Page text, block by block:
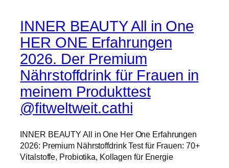
INNER BEAUTY All in One
HER ONE Erfahrungen
2026. Der Premium
Nährstoffdrink für Frauen in
meinem Produkttest
@fitweltweit.cathi
INNER BEAUTY All in One Her One Erfahrungen
2026: Premium Nährstoffdrink Test für Frauen: 70+
Vitalstoffe, Probiotika, Kollagen für Energie